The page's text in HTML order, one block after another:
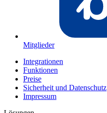
Mitglieder
Integrationen
Funktionen
Preise
Sicherheit und Datenschutz
Impressum